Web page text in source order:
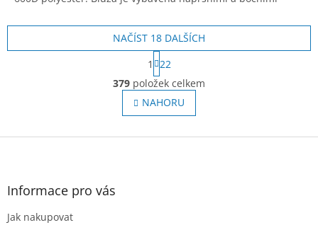
O
v
l
á
NAČÍST 18 DALŠÍCH
S
t
r
á
n
k
v
1
22
379 položek celkem
NAHORU
Z
Informace pro vás
Jak nakupovat